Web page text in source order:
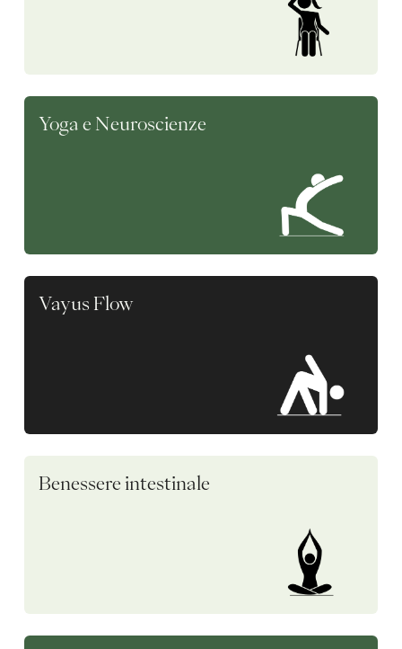
Yoga e Neuroscienze
Vayus Flow
Benessere intestinale